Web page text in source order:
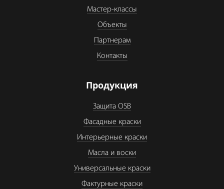
Мастер-классы
Объекты
Партнерам
Контакты
Продукция
Защита OSB
Фасадные краски
Интерьерные краски
Масла и воски
Универсальные краски
Фактурные краски